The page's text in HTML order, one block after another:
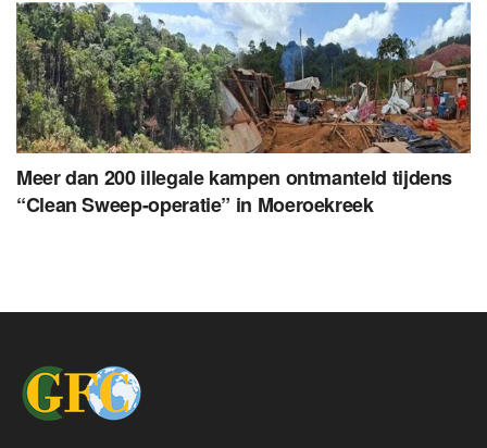
Meer dan 200 illegale kampen ontmanteld tijdens
“Clean Sweep-operatie” in Moeroekreek